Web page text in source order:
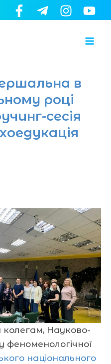
в
році
сесія
Науково-
національного